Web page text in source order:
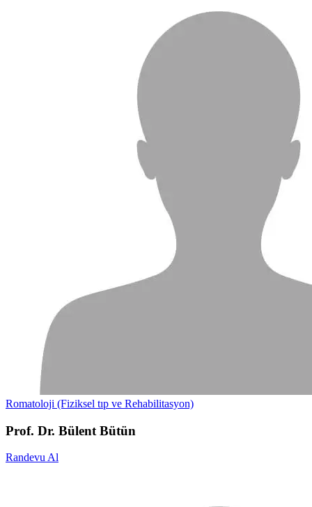
Romatoloji (Fiziksel tıp ve Rehabilitasyon)
Prof. Dr. Bülent Bütün
Randevu Al